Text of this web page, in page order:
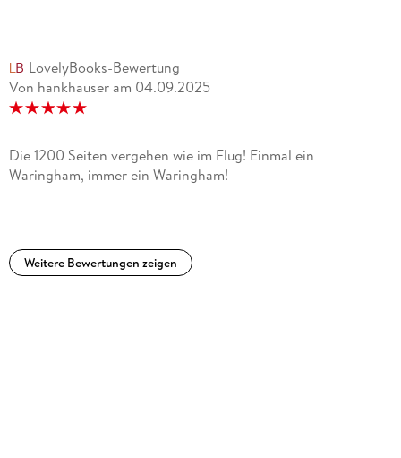
LovelyBooks-Bewertung
Von hankhauser am 04.09.2025
Die 1200 Seiten vergehen wie im Flug! Einmal ein
Waringham, immer ein Waringham!
Weitere Bewertungen zeigen